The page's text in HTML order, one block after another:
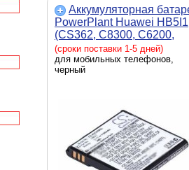
Аккумуляторная
PowerPlant Huawei HB5I1
(CS362, C8300, C6200,
C6110, G6150, G7010)
(DV00DV6089)
(сроки поставки 1-5 дней)
для мобильных телефонов,
черный